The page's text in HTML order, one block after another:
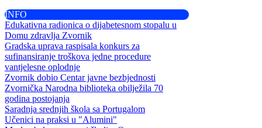
INFO
Edukativna radionica o dijabetesnom stopalu u
Domu zdravlja Zvornik
Gradska uprava raspisala konkurs za
sufinansiranje troškova jedne procedure
vantjelesne oplodnje
Zvornik dobio Centar javne bezbjednosti
Zvornička Narodna biblioteka obilježila 70
godina postojanja
Saradnja srednjih škola sa Portugalom
Učenici na praksi u "Alumini"